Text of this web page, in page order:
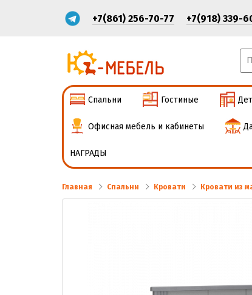
+7(861) 256-70-77 +7(918) 339-
Спальни Гостиные
Офисная мебель и кабинеты
НАГРАДЫ
Главная Спальни Кровати Кровати из